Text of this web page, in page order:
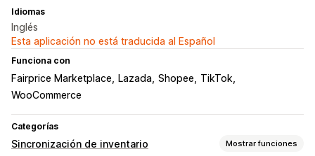
Idiomas
Inglés
Esta aplicación no está traducida al Español
Funciona con
Fairprice Marketplace Lazada Shopee
TikTok
WooCommerce
Categorías
Sincronización de inventario Mostrar funciones